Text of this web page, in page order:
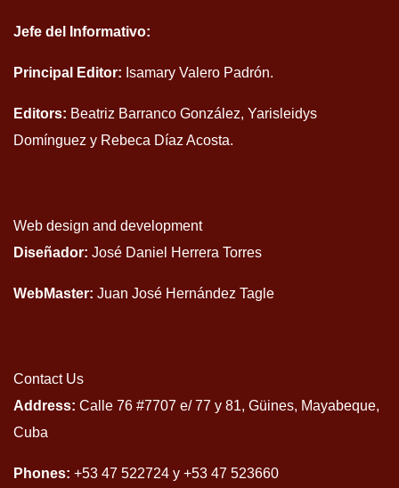
Jefe del Informativo:
Principal Editor: Isamary Valero Padrón.
Editors: Beatriz Barranco González, Yarisleidys
Domínguez y Rebeca Díaz Acosta.
Web design and development
Diseñador: José Daniel Herrera Torres
WebMaster: Juan José Hernández Tagle
Contact Us
Address: Calle 76 #7707 e/ 77 y 81, Güines, Mayabeque,
Cuba
Phones: +53 47 522724 y +53 47 523660